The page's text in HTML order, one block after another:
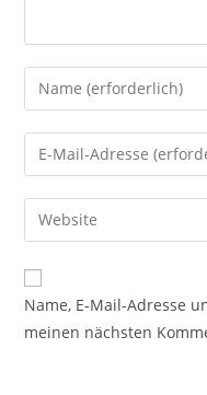
Gib
deinen
Namen
oder
zum
Kommentieren
ein
Gib
deine
E-
Mail-
zum
Kommentieren
ein
Gib
deine
Website-
URL
Name, E-Mail-Adresse
meinen nächsten